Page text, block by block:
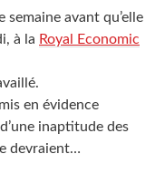
semaine avant qu’elle
à la Royal Economic
en évidence
inaptitude des
devraient…